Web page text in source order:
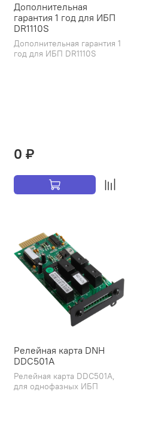
Дополнительная
гарантия 1 год для ИБП
DR1110S
Дополнительная гарантия 1
год для ИБП DR1110S
0 ₽
Релейная карта DNH
DDC501A
Релейная карта DDC501A,
для однофазных ИБП